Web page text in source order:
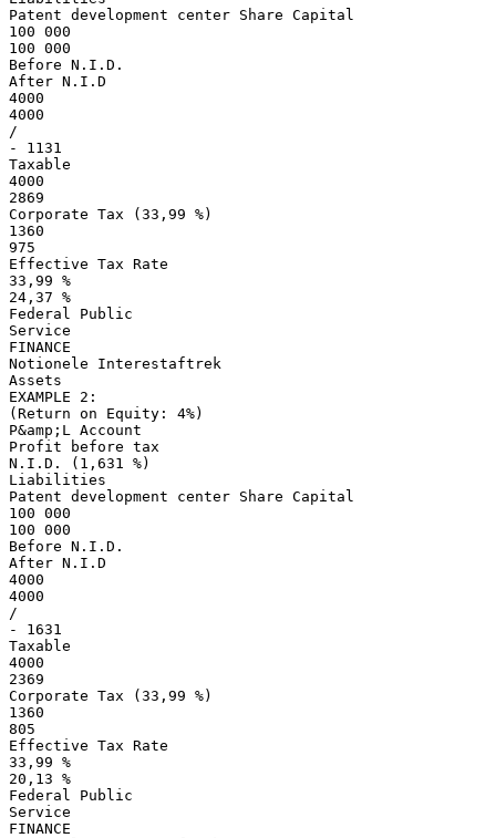
Patent development center Share Capital
100 000
100 000
Before N.I.D.
After N.I.D
4000
4000
/
- 1131
Taxable
4000
2869
Corporate Tax (33,99 %)
1360
975
Effective Tax Rate
33,99 %
24,37 %
Federal Public
Service
FINANCE
Notionele Interestaftrek
Assets
EXAMPLE 2:
(Return on Equity: 4%)
P&amp;L Account
Profit before tax
N.I.D. (1,631 %)
Liabilities
Patent development center Share Capital
100 000
100 000
Before N.I.D.
After N.I.D
4000
4000
/
- 1631
Taxable
4000
2369
Corporate Tax (33,99 %)
1360
805
Effective Tax Rate
33,99 %
20,13 %
Federal Public
Service
FINANCE